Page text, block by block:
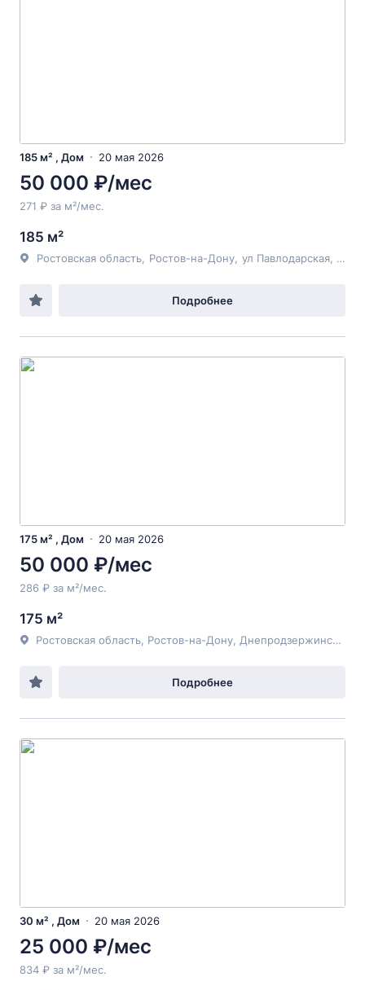
185 м² , Дом 20 мая 2026
50 000 ₽/мес
271 ₽ за м²/мес.
185 м²
Ростовская область Ростов-на-Дону ул Павлодарская
Подробнее
175 м² , Дом 20 мая 2026
50 000 ₽/мес
286 ₽ за м²/мес.
175 м²
Ростовская область, Ростов-на-Дону, Днепродзержинский пер.
Подробнее
30 м² , Дом 20 мая 2026
25 000 ₽/мес
834 ₽ за м²/мес.